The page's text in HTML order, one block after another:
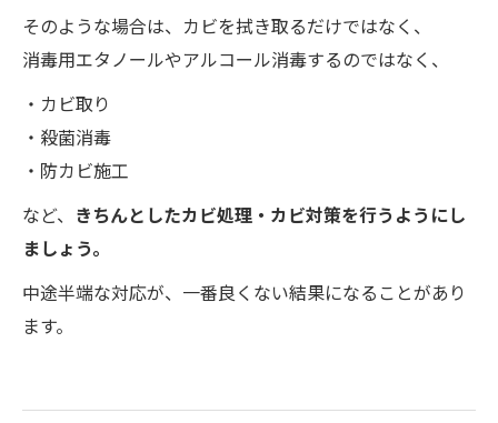
そのような場合は、カビを拭き取るだけではなく、
消毒用エタノールやアルコール消毒するのではなく、
・カビ取り
・殺菌消毒
・防カビ施工
など、 きちんとしたカビ処理・カビ対策を行うようにし
ましょう。
中途半端な対応が、一番良くない結果になることがあり
ます。